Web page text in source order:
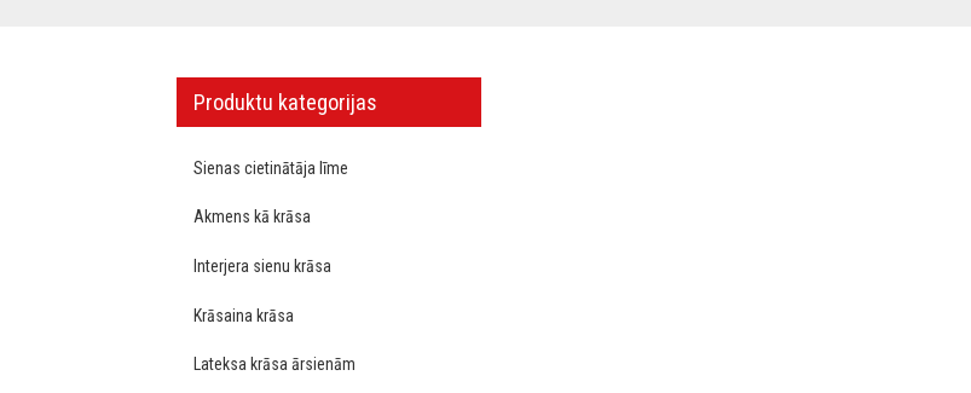
Produktu kategorijas
Sienas cietinātāja līme
Akmens kā krāsa
Interjera sienu krāsa
Krāsaina krāsa
Lateksa krāsa ārsienām